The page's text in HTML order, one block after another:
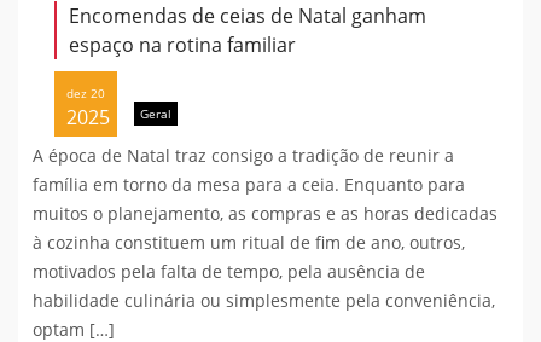
Encomendas de ceias de Natal ganham
espaço na rotina familiar
dez 20
2025 Geral
A época de Natal traz consigo a tradição de reunir a
família em torno da mesa para a ceia. Enquanto para
muitos o planejamento, as compras e as horas dedicadas
à cozinha constituem um ritual de fim de ano, outros,
motivados pela falta de tempo, pela ausência de
habilidade culinária ou simplesmente pela conveniência,
optam […]